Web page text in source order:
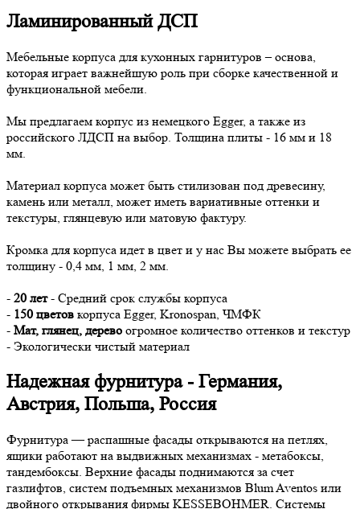
Ламинированный ДСП
Мебельные корпуса для кухонных гарнитуров – основа,
которая играет важнейшую роль при сборке качественной и
функциональной мебели.
Мы предлагаем корпус из немецкого Egger, а также из
российского ЛДСП на выбор. Толщина плиты - 16 мм и 18
мм.
Материал корпуса может быть стилизован под древесину,
камень или металл, может иметь вариативные оттенки и
текстуры, глянцевую или матовую фактуру.
Кромка для корпуса идет в цвет и у нас Вы можете выбрать ее
толщину - 0,4 мм, 1 мм, 2 мм.
- 20 лет- Средний срок службы корпуса
- 150 цветов корпуса Egger, Kronospan, ЧМФК
- Мат, глянец, дерево огромное количество оттенков и текстур
- Экологически чистый материал
Надежная фурнитура - Германия,
Австрия, Польша, Россия
Фурнитура — распашные фасады открываются на петлях,
ящики работают на выдвижных механизмах - метабоксы,
тандембоксы. Верхние фасады поднимаются за счет
газлифтов, систем подъемных механизмов Blum Aventos или
двойного открывания фирмы KESSEBOHMER. Системы